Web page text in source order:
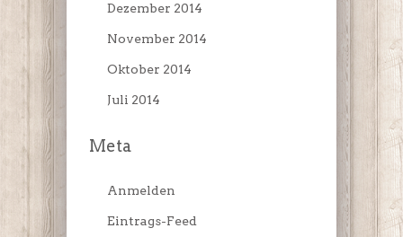
Dezember 2014
November 2014
Oktober 2014
Juli 2014
Meta
Anmelden
Eintrags-Feed